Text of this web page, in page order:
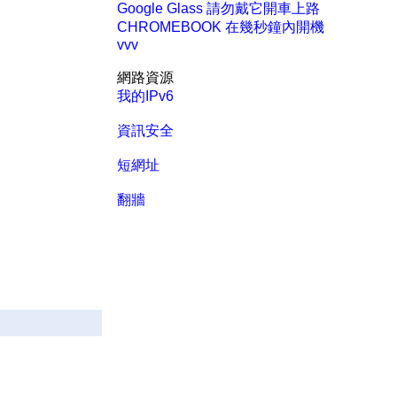
Google Glass 請勿戴它開車上路
CHROMEBOOK 在幾秒鐘內開機
vvv
網路資源
我的IPv6
資訊安全
短網址
翻牆